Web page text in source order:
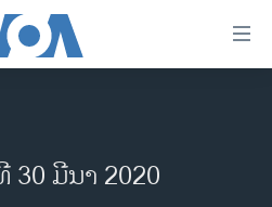
30 ມີນາ 2020